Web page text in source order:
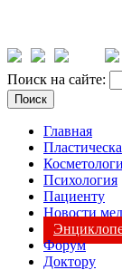
Поиск на сайте:
Главная
Психология
Пациенту
Новости
Форум
Доктору